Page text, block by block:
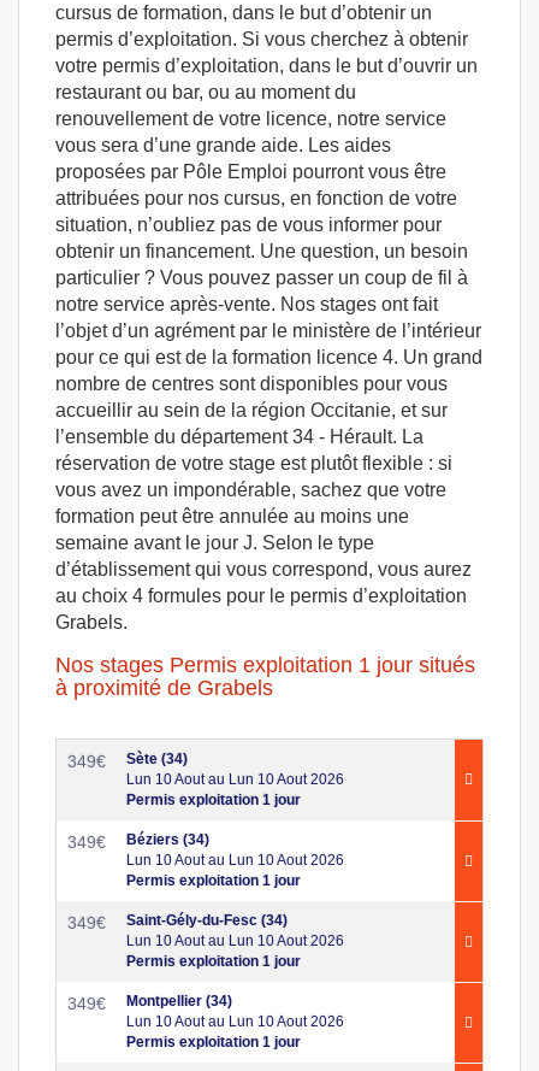
cursus de formation, dans le but d’obtenir un
permis d’exploitation. Si vous cherchez à obtenir
votre permis d’exploitation, dans le but d’ouvrir un
restaurant ou bar, ou au moment du
renouvellement de votre licence, notre service
vous sera d’une grande aide. Les aides
proposées par Pôle Emploi pourront vous être
attribuées pour nos cursus, en fonction de votre
situation, n’oubliez pas de vous informer pour
obtenir un financement. Une question, un besoin
particulier ? Vous pouvez passer un coup de fil à
notre service après-vente. Nos stages ont fait
l’objet d’un agrément par le ministère de l’intérieur
pour ce qui est de la formation licence 4. Un grand
nombre de centres sont disponibles pour vous
accueillir au sein de la région Occitanie, et sur
l’ensemble du département 34 - Hérault. La
réservation de votre stage est plutôt flexible : si
vous avez un impondérable, sachez que votre
formation peut être annulée au moins une
semaine avant le jour J. Selon le type
d’établissement qui vous correspond, vous aurez
au choix 4 formules pour le permis d’exploitation
Grabels.
Nos stages Permis exploitation 1 jour situés
à proximité de Grabels
349€
Sète (34)
Lun 10 Aout au Lun 10 Aout 2026
Permis exploitation 1 jour
349€
Béziers (34)
Lun 10 Aout au Lun 10 Aout 2026
Permis exploitation 1 jour
349€
Saint-Gély-du-Fesc (34)
Lun 10 Aout au Lun 10 Aout 2026
Permis exploitation 1 jour
349€
Montpellier (34)
Lun 10 Aout au Lun 10 Aout 2026
Permis exploitation 1 jour